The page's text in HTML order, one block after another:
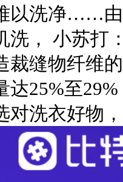
以洗净……由
洗， 小苏打
裁缝物纤维
达25%至
对洗衣好物